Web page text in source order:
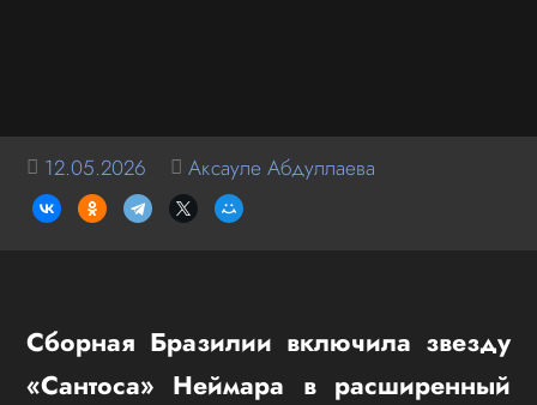
12.05.2026 Аксауле Абдуллаева
Сборная Бразилии включила звезду
«Сантоса» Неймара в расширенный